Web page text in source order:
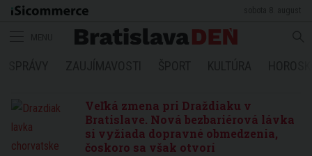
Veľká zmena pri Draždiaku v
Bratislave. Nová bezbariérová lávka
si vyžiada dopravné obmedzenia,
čoskoro sa však otvorí